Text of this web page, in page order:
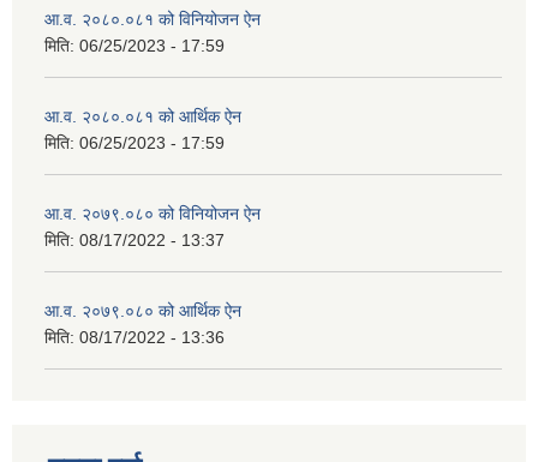
आ.व. २०८०.०८१ को विनियोजन ऐन
मिति: 06/25/2023 - 17:59
आ.व. २०८०.०८१ को आर्थिक ऐन
मिति: 06/25/2023 - 17:59
आ.व. २०७९.०८० को विनियोजन ऐन
मिति: 08/17/2022 - 13:37
आ.व. २०७९.०८० को आर्थिक ऐन
मिति: 08/17/2022 - 13:36